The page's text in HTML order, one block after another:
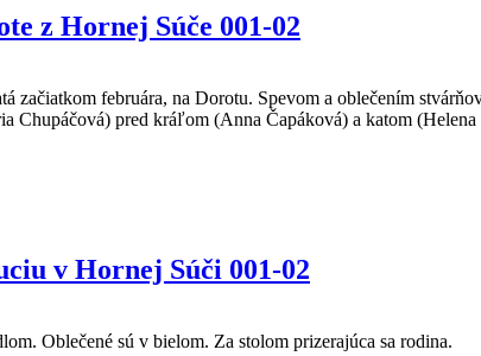
z Hornej Súče 001-02
začiatkom februára, na Dorotu. Spevom a oblečením
Chupáčová) pred kráľom (Anna Čapáková) a katom
v Hornej Súči 001-02
Oblečené sú v bielom. Za stolom prizerajúca sa rodina.